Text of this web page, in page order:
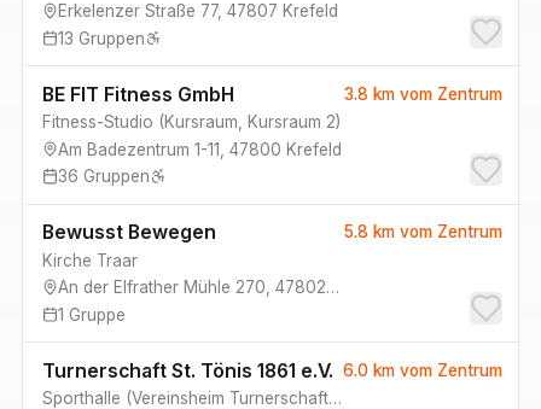
Erkelenzer Straße 77, 47807 Krefeld
13 Gruppen
BE FIT Fitness GmbH
Fitness-Studio (Kursraum, Kursraum 2)
Am Badezentrum 1-11 47800 Krefeld
36 Gruppen
3.8 kmvom Zentrum
Bewusst Bewegen
Kirche Traar
An der Elfrather Mühle 270 47802 Krefeld
1 Gruppe
5.8 kmvom Zentrum
Turnerschaft St. Tönis 1861 e.V.
Sporthalle (Vereinsheim Turnerschaft, Vereinsheim Turnerschaft
6.0 kmvom Zentrum